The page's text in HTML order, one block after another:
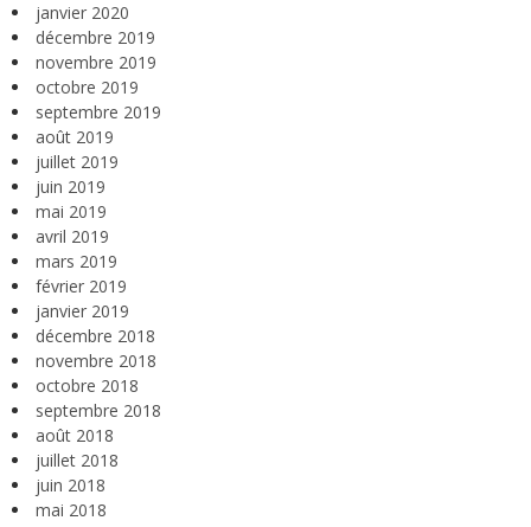
janvier 2020
décembre 2019
novembre 2019
octobre 2019
septembre 2019
août 2019
juillet 2019
juin 2019
mai 2019
avril 2019
mars 2019
février 2019
janvier 2019
décembre 2018
novembre 2018
octobre 2018
septembre 2018
août 2018
juillet 2018
juin 2018
mai 2018